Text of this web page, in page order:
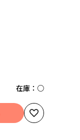
在庫： ○